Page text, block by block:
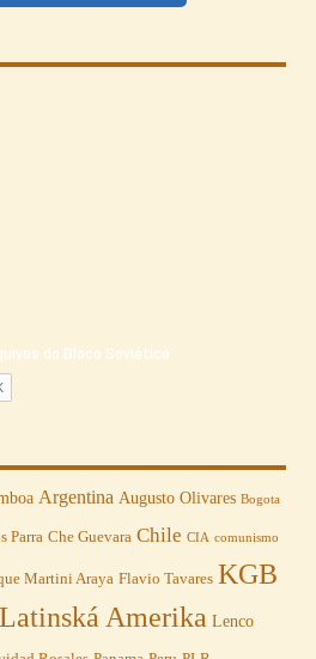
Argentina Augusto Olivares Bogota
Parra Che Guevara Chile CIA comunismo
Martini Araya Flavio Tavares KGB
Latinská Amerika Lenco